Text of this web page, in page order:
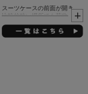
スーツケースの前面が開き、
比較的狭い場所でも荷物の出
し入れが可能な仕様（フロン
トポケット仕様も含む）